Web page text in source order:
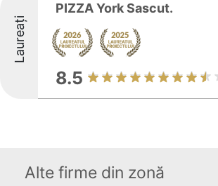
Laureați
PIZZA York Sascut.
8.5
Alte firme din zonă